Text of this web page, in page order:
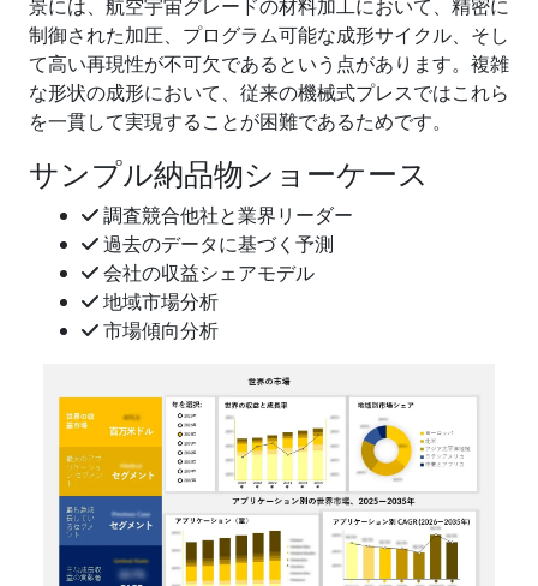
景には、航空宇宙グレードの材料加工において、精密に
制御された加圧、プログラム可能な成形サイクル、そし
て高い再現性が不可欠であるという点があります。複雑
な形状の成形において、従来の機械式プレスではこれら
を一貫して実現することが困難であるためです。
サンプル納品物ショーケース
調査競合他社と業界リーダー
過去のデータに基づく予測
会社の収益シェアモデル
地域市場分析
市場傾向分析